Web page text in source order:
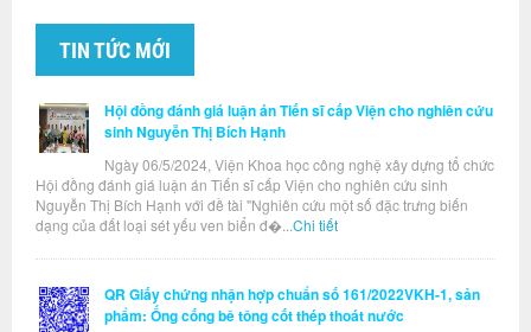
TIN TỨC MỚI
Hội đồng đánh giá luận án Tiến sĩ cấp Viện cho nghiên cứu
sinh Nguyễn Thị Bích Hạnh
Ngày 06/5/2024, Viện Khoa học công nghệ xây dựng tổ chức
Hội đồng đánh giá luận án Tiến sĩ cấp Viện cho nghiên cứu sinh
Nguyễn Thị Bích Hạnh với đề tài "Nghiên cứu một số đặc trưng biến
dạng của đất loại sét yếu ven biển đ�... Chi tiết
QR Giấy chứng nhận hợp chuẩn số 161/2022VKH-1, sản
phẩm: Ống cống bê tông cốt thép thoát nước